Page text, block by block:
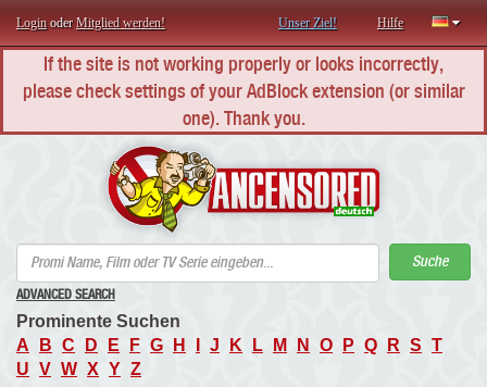
Login oderMitglied werden! Unser Ziel! Hilfe
If the site is not working properly or looks incorrectly,
please check settings of your AdBlock extension (or similar
one). Thank you.
Suche
ADVANCED SEARCH
Prominente Suchen
A
B C D E F G H J K L M N O P Q R S T
U V W X Y Z